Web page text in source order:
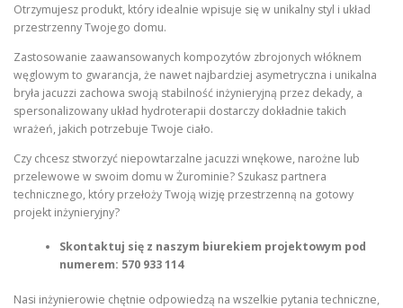
Otrzymujesz produkt, który idealnie wpisuje się w unikalny styl i układ
przestrzenny Twojego domu.
Zastosowanie zaawansowanych kompozytów zbrojonych włóknem
węglowym to gwarancja, że nawet najbardziej asymetryczna i unikalna
bryła jacuzzi zachowa swoją stabilność inżynieryjną przez dekady, a
spersonalizowany układ hydroterapii dostarczy dokładnie takich
wrażeń, jakich potrzebuje Twoje ciało.
Czy chcesz stworzyć niepowtarzalne jacuzzi wnękowe, narożne lub
przelewowe w swoim domu w Żurominie? Szukasz partnera
technicznego, który przełoży Twoją wizję przestrzenną na gotowy
projekt inżynieryjny?
Skontaktuj się z naszym biurekiem projektowym pod
numerem: 570 933 114
Nasi inżynierowie chętnie odpowiedzą na wszelkie pytania techniczne,